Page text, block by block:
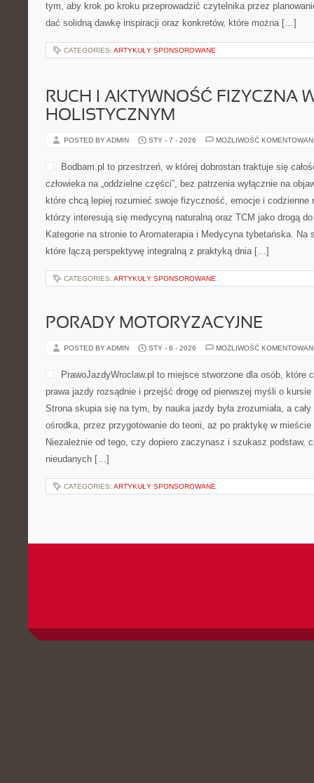
tym, aby krok po kroku przeprowadzić czytelnika przez
dać solidną dawkę inspiracji oraz konkretów, które można […]
CATEGORIES: ARTYKUŁY SPONSOROWANE
RUCH I AKTYWNOŚĆ FIZYCZNA
HOLISTYCZNYM
POSTED BY ADMIN STY - 7 - 2026 MOŻLIWOŚĆ
Bodbam.pl to przestrzeń, w której dobrostan traktuje się
człowieka na „oddzielne części”, bez patrzenia wyłącznie na
które chcą lepiej rozumieć swoje fizyczność, emocje i
którzy interesują się medycyną naturalną oraz TCM jako drogą
Kategorie na stronie to Aromaterapia i Medycyna tybetańska. Na
które łączą perspektywę integralną z praktyką dnia […]
CATEGORIES: ARTYKUŁY SPONSOROWANE
PORADY MOTORYZACYJNE
POSTED BY ADMIN STY - 6 - 2026 MOŻLIWOŚĆ
PrawoJazdyWroclaw.pl to miejsce stworzone dla osób, które
prawa jazdy rozsądnie i przejść drogę od pierwszej myśli o
Strona skupia się na tym, by nauka jazdy była zrozumiała, a
ośrodka, przez przygotowanie do teorii, aż po praktykę w
Niezależnie od tego, czy dopiero zaczynasz i szukasz podstaw,
nieudanych […]
CATEGORIES: ARTYKUŁY SPONSOROWANE